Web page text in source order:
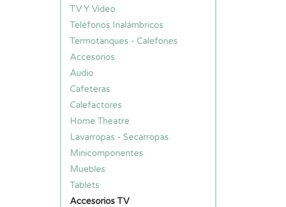
TV Y Video
Teléfonos Inalámbricos
Termotanques - Calefones
Accesorios
Audio
Cafeteras
Calefactores
Home Theatre
Lavarropas - Secarropas
Minicomponentes
Muebles
Tablets
Accesorios TV